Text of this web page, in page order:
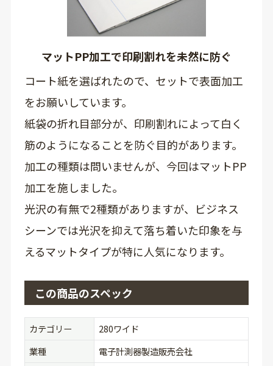
マットPP加工で印刷割れを未然に防ぐ
コート紙を選ばれたので、セットで表面加工
をお願いしています。
紙袋の折れ目部分が、印刷割れによって白く
筋のようになることを防ぐ目的があります。
加工の種類は問いませんが、今回はマットPP
加工を施しました。
光沢の有無で2種類がありますが、ビジネス
シーンでは光沢を抑えて落ち着いた印象を与
えるマットタイプが特に人気になります。
この商品のスペック
カテゴリー
280ワイド
業種
電子計測器製造販売会社